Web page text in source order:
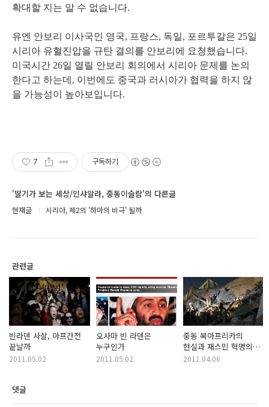
확대할 지는 알 수 없습니다.
유엔 안보리 이사국인 영국, 프랑스, 독일, 포르투갈은 25일
시리아 유혈진압을 규탄 결의를 안보리에 요청했습니다.
미국시간 26일 열릴 안보리 회의에서 시리아 문제를 논의
한다고 하는데, 이번에도 중국과 러시아가 협력을 하지 않
을 가능성이 높아보입니다.
7 구독하기
'딸기가 보는 세상/인샤알라, 중동이슬람'의 다른글
현재글 시리아, 제2의 '하마의 비극' 될까
관련글
빈라덴 사살, 아프간전
끝날까
2011.05.02
오사마 빈 라덴은
누구인가
2011.05.02
중동 북아프리카의
현실과 재스민 혁명의
의미 -1강
2011.04.06
댓글